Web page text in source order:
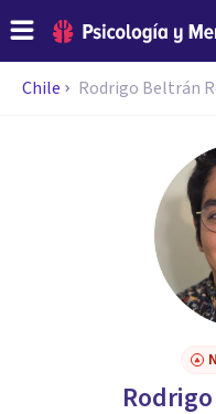
Chile Rodrigo Beltrán